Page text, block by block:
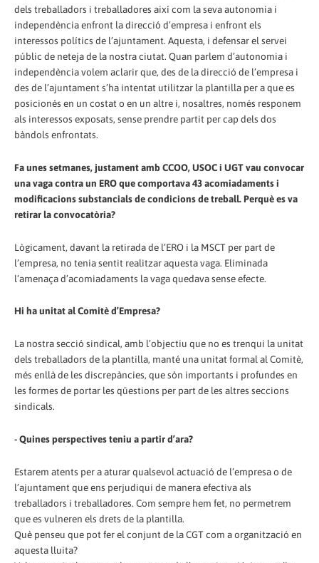
dels treballadors i treballadores així com la seva autonomia i
independència enfront la direcció d’empresa i enfront els
interessos polítics de l’ajuntament. Aquesta, i defensar el servei
públic de neteja de la nostra ciutat. Quan parlem d’autonomia i
independència volem aclarir que, des de la direcció de l’empresa i
des de l’ajuntament s’ha intentat utilitzar la plantilla per a que es
posicionés en un costat o en un altre i, nosaltres, només responem
als interessos exposats, sense prendre partit per cap dels dos
bàndols enfrontats.
Fa unes setmanes, justament amb CCOO, USOC i UGT vau convocar
una vaga contra un ERO que comportava 43 acomiadaments i
modificacions substancials de condicions de treball. Perquè es va
retirar la convocatòria?
Lògicament, davant la retirada de l’ERO i la MSCT per part de
l’empresa, no tenia sentit realitzar aquesta vaga. Eliminada
l’amenaça d’acomiadaments la vaga quedava sense efecte.
Hi ha unitat al Comitè d’Empresa?
La nostra secció sindical, amb l’objectiu que no es trenqui la unitat
dels treballadors de la plantilla, manté una unitat formal al Comitè,
més enllà de les discrepàncies, que són importants i profundes en
les formes de portar les qüestions per part de les altres seccions
sindicals.
- Quines perspectives teniu a partir d’ara?
Estarem atents per a aturar qualsevol actuació de l’empresa o de
l’ajuntament que ens perjudiqui de manera efectiva als
treballadors i treballadores. Com sempre hem fet, no permetrem
que es vulneren els drets de la plantilla.
Què penseu que pot fer el conjunt de la CGT com a organització en
aquesta lluita?